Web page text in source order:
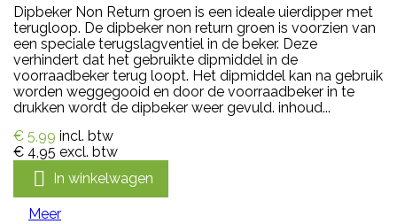
Dipbeker Non Return groen is een ideale uierdipper met
terugloop. De dipbeker non return groen is voorzien van
een speciale terugslagventiel in de beker. Deze
verhindert dat het gebruikte dipmiddel in de
voorraadbeker terug loopt. Het dipmiddel kan na gebruik
worden weggegooid en door de voorraadbeker in te
drukken wordt de dipbeker weer gevuld. inhoud...
€ 5,99 incl. btw
€ 4,95 excl. btw
 In winkelwagen
Meer